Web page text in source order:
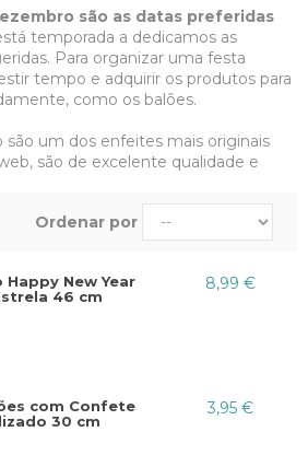
são as datas preferidas
temporada a dedicamos as
Para organizar uma festa
tempo e adquirir os produtos para
como os balões.
são um dos enfeites mais originais
são de excelente qualidade e
sabemos que é encantador!
os outros balões que oferecemos
um ambiente festivo e alegre.
são muito variadas, te
escolha as cores mais preferivéis
que pode ser algo casual ou
Ordenar por
Happy New Year
46 cm
8,99 €
com Confete
30 cm
3,95 €